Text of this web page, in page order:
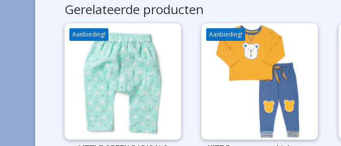
Gerelateerde producten
Aanbieding! Aanbieding!